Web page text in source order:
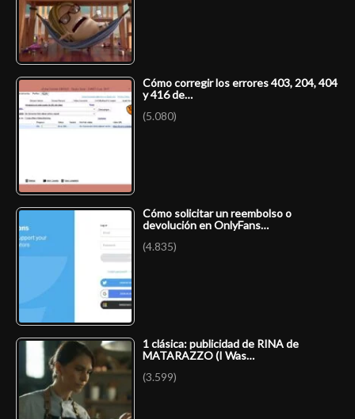
Cómo corregir los errores 403, 204, 404
y 416 de…
(5.080)
Cómo solicitar un reembolso o
devolución en OnlyFans…
(4.835)
1 clásica: publicidad de RINA de
MATARAZZO (I Was…
(3.599)